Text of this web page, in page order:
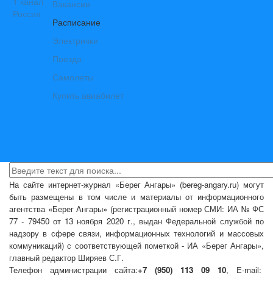
Вакансии
Расписание
Электрички
Поезда
Самолеты
Купить авиабилет
На сайте интернет-журнал «Берег Ангары» (bereg-angary.ru) могут
быть размещены в том числе и материалы от информационного
агентства «Берег Ангары» (регистрационный номер СМИ: ИА № ФС
77 - 79450 от 13 ноября 2020 г., выдан Федеральной службой по
надзору в сфере связи, информационных технологий и массовых
коммуникаций) с соответствующей пометкой - ИА «Берег Ангары»,
главный редактор Ширяев С.Г.
Телефон администрации сайта:+7 (950) 113 09 10, E-mail: